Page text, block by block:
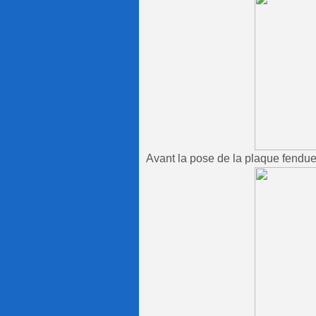
Avant la pose de la plaque fendue